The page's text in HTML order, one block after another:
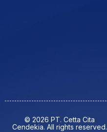
© 2026 PT. Cetta Cita
Cendekia. All rights reserved.